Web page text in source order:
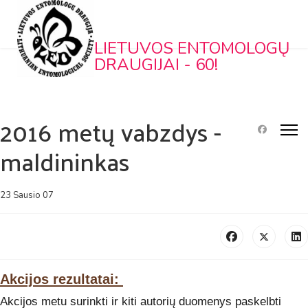
LIETUVOS ENTOMOLOGŲ
DRAUGIJAI - 60!
2016 metų vabzdys -
maldininkas
23 Sausio 07
Akcijos rezultatai:
Akcijos metu surinkti ir kiti autorių duomenys paskelbti